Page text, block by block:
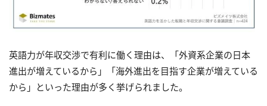
英語力が年収交渉で有利に働く理由は、「外資系企業の日本
進出が増えているから」「海外進出を目指す企業が増えている
から」といった理由が多く挙げられました。